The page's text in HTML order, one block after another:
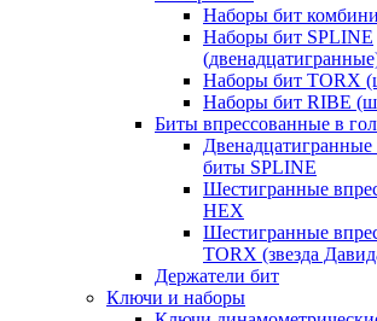
Наборы бит
Наборы бит SPLINE
Наборы бит TORX
Наборы бит RIBE
Биты впрессованные в
биты SPLINE
Шестигранные
HEX
Шестигранные
TORX (звезда
Держатели бит
Ключи и наборы